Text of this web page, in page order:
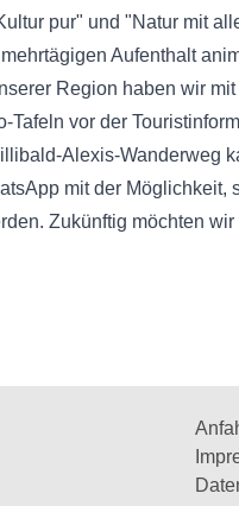
pur" und "Natur mit
Aufenthalt
Region haben wir
Tafeln vor der
Alexis-Wanderweg
mit der Möglichkeit,
Zukünftig möchten wir